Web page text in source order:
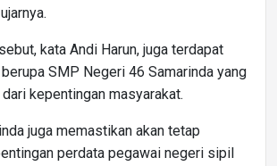
kata Andi Harun, juga terdapat
SMP Negeri 46 Samarinda yang
kepentingan masyarakat.
juga memastikan akan tetap
perdata pegawai negeri sipil